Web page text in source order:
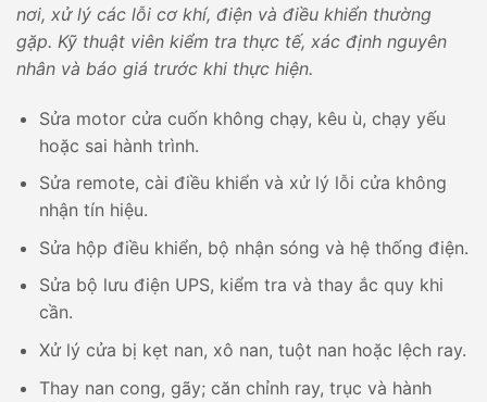
nơi, xử lý các lỗi cơ khí, điện và điều khiển thường
gặp. Kỹ thuật viên kiểm tra thực tế, xác định nguyên
nhân và báo giá trước khi thực hiện.
Sửa motor cửa cuốn không chạy, kêu ù, chạy yếu
hoặc sai hành trình.
Sửa remote, cài điều khiển và xử lý lỗi cửa không
nhận tín hiệu.
Sửa hộp điều khiển, bộ nhận sóng và hệ thống điện.
Sửa bộ lưu điện UPS, kiểm tra và thay ắc quy khi
cần.
Xử lý cửa bị kẹt nan, xô nan, tuột nan hoặc lệch ray.
Thay nan cong, gãy; căn chỉnh ray, trục và hành